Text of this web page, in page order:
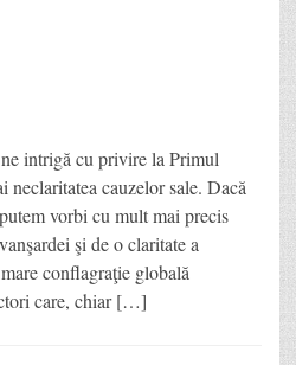
intrigă cu privire la Primul
cauzelor sale. Dacă
vorbi cu mult mai precis
şi de o claritate a
conflagraţie globală
care, chiar […]